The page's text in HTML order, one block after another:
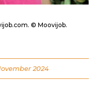
© Moovijob.
2024